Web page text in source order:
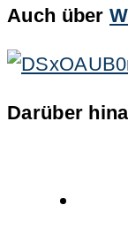
Auch über
Darüber